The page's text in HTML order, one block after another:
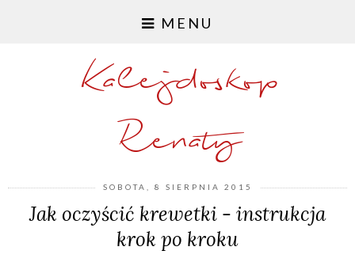
MENU
Kalejdoskop
Renaty
SOBOTA, 8 SIERPNIA 2015
Jak oczyścić krewetki - instrukcja
krok po kroku